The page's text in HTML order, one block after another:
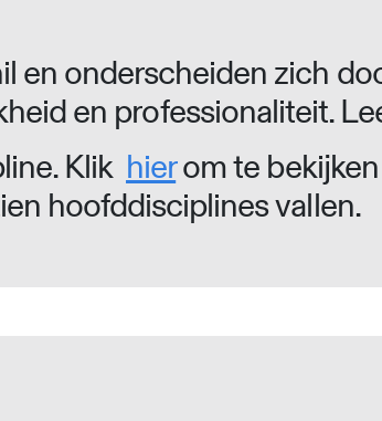
en onderscheiden zich
en professionaliteit.
Klik hierom te
hoofddisciplines vallen.